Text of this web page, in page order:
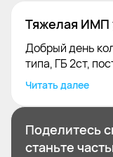
Тяжелая ИМП
Добрый день
типа, ГБ 2ст,
Читать далее
Поделитесь
станьте